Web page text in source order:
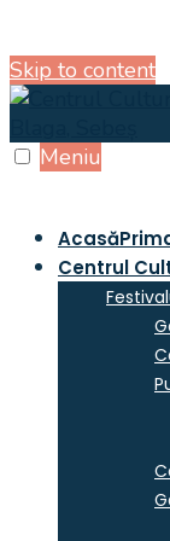
Skip to content
Meniu
Acasă
Centrul